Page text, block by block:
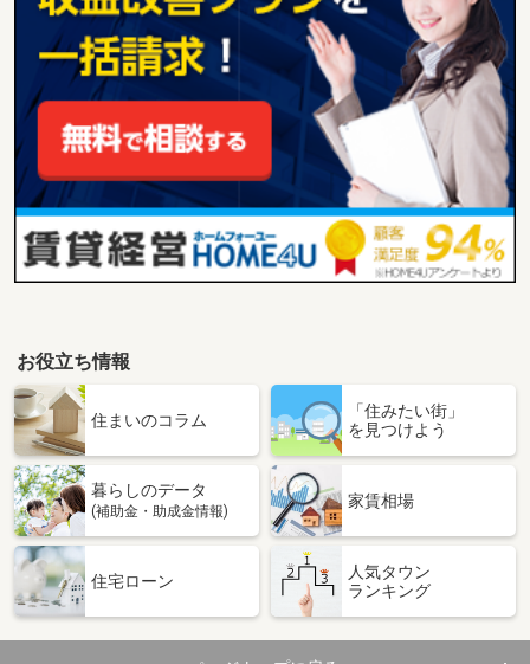
お役立ち情報
住まいのコラム
「住みたい街」
を見つけよう
暮らしのデータ
(補助金・助成金情報)
家賃相場
住宅ローン
人気タウン
ランキング